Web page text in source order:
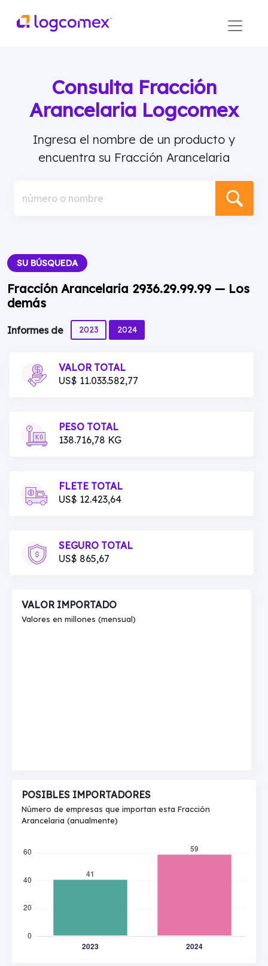
Consulta Fracción
Arancelaria Logcomex
Ingresa el nombre de un producto y
encuentra su Fracción Arancelaria
número o nombre
SU BÚSQUEDA
Fracción Arancelaria 2936.29.99.99 — Los
demás
Informes de 2023 2024
VALOR TOTAL
US$ 11.033.582,77
PESO TOTAL
138.716,78 KG
FLETE TOTAL
US$ 12.423,64
SEGURO TOTAL
US$ 865,67
VALOR IMPORTADO
Valores en millones (mensual)
POSIBLES IMPORTADORES
Número de empresas que importan esta Fracción
Arancelaria (anualmente)